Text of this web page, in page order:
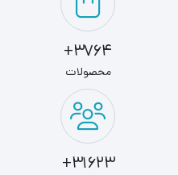
می‌توانید با استفاده از هر
M100 Silentاستفاده کنید.
تداخل به شما این امکان را
خود در کنار وسایل بی‌سیم
3764+
محصولات
31623+